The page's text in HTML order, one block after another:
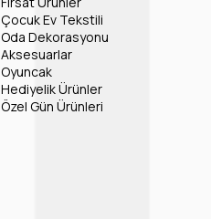
Çocuk Ev Tekstili
Oda Dekorasyonu
Aksesuarlar
Oyuncak
Hediyelik Ürünler
Özel Gün Ürünleri